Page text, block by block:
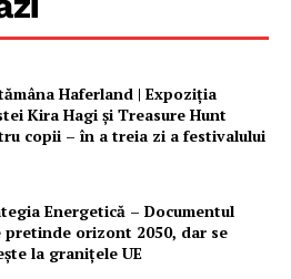
ROMÂNIA
Haferland | Expoziţia
Kira Hagi şi Treasure Hunt
copii – în a treia zi a festivalului
Energetică – Documentul
pretinde orizont 2050, dar se
la granițele UE